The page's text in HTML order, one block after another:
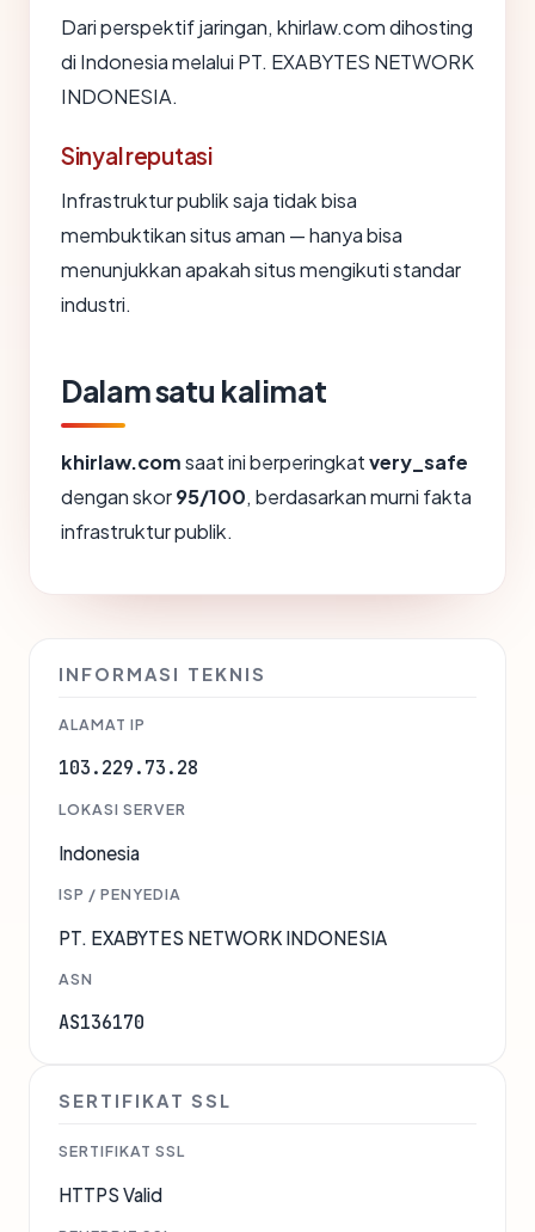
Dari perspektif jaringan, khirlaw.com dihosting
di Indonesia melalui PT. EXABYTES NETWORK
INDONESIA.
Sinyal reputasi
Infrastruktur publik saja tidak bisa
membuktikan situs aman — hanya bisa
menunjukkan apakah situs mengikuti standar
industri.
Dalam satu kalimat
khirlaw.comsaat ini berperingkatvery_safe
dengan skor95/100, berdasarkan murni fakta
infrastruktur publik.
INFORMASI TEKNIS
ALAMAT IP
103.229.73.28
LOKASI SERVER
Indonesia
ISP / PENYEDIA
PT. EXABYTES NETWORK INDONESIA
ASN
AS136170
SERTIFIKAT SSL
SERTIFIKAT SSL
HTTPS Valid